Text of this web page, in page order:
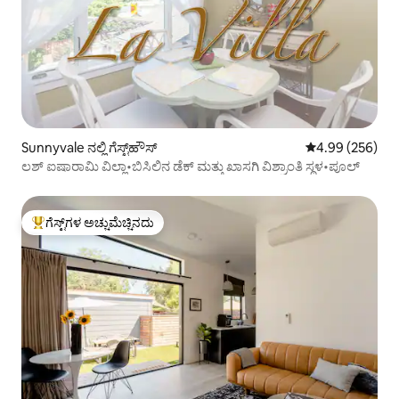
Sunnyvale ನಲ್ಲಿ ಗೆಸ್ಟ್‌ಹೌಸ್ 5 ರಲ್ಲಿ 4.99
4.99 (256)
ಲಶ್ ಐಷಾರಾಮಿ ವಿಲ್ಲಾ•ಬಿಸಿಲಿನ ಡೆಕ್ ಮತ್ತು ಖಾಸಗಿ ವಿಶ್ರಾಂತಿ ಸ್ಥಳ•ಪೂಲ್
ಗೆಸ್ಟ್‌ಗಳಿಗೆ ಅತಿ ಹೆಚ್ಚು ಅಚ್ಚುಮೆಚ್ಚಿನದು
ಗೆಸ್ಟ್‌ಗಳ ಅಚ್ಚುಮೆಚ್ಚಿನದು